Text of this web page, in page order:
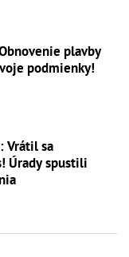
plavby
podmienky!
Vrátil sa
Úrady spustili